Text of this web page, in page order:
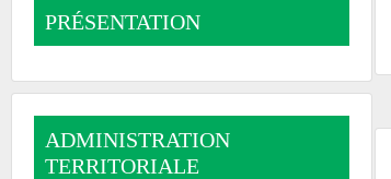
PRÉSENTATION
ADMINISTRATION
TERRITORIALE